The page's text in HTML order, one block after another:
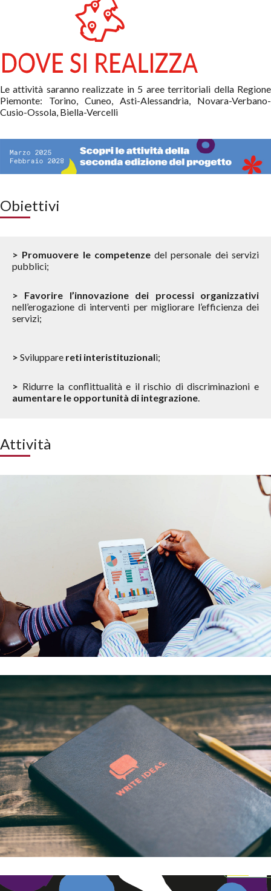
Le attività saranno realizzate in 5 aree territoriali della Regione
Piemonte: Torino, Cuneo, Asti-Alessandria, Novara-Verbano-
Cusio-Ossola, Biella-Vercelli
Obiettivi
> Promuovere le competenzedel personale dei servizi
pubblici;
> Favorire l’innovazione dei processi organizzativi
nell’erogazione di interventi per migliorare l’efficienza dei
servizi;
> Sviluppare reti interistituzionali;
> Ridurre la conflittualità e il rischio di discriminazioni e
aumentare le opportunità di integrazione.
Attività
agli stessi da parte dei cittadini e dalle cittadine stranieri/e.
Sperimentare buone pratiche tra servizi
Ricerca, analisi e sperimentazione di buone pratiche di gestione di
servizi che vedono l'attivazione di collaborazioni interistituzionali
per rispondere ai bisogni dei cittadini stranieri.
Approfondisci
Gioco IN PERSONA